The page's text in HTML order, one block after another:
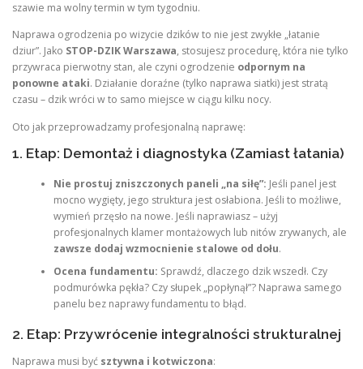
szawie ma wolny termin w tym tygodniu.
Naprawa ogrodzenia po wizycie dzików to nie jest zwykłe „łatanie
dziur”. Jako STOP-DZIK Warszawa, stosujesz procedurę, która nie tylko
przywraca pierwotny stan, ale czyni ogrodzenie odpornym na
ponowne ataki. Działanie doraźne (tylko naprawa siatki) jest stratą
czasu – dzik wróci w to samo miejsce w ciągu kilku nocy.
Oto jak przeprowadzamy profesjonalną naprawę:
1. Etap: Demontaż i diagnostyka (Zamiast łatania)
Nie prostuj zniszczonych paneli „na siłę”: Jeśli panel jest
mocno wygięty, jego struktura jest osłabiona. Jeśli to możliwe,
wymień przęsło na nowe. Jeśli naprawiasz – użyj
profesjonalnych klamer montażowych lub nitów zrywanych, ale
zawsze dodaj wzmocnienie stalowe od dołu.
Ocena fundamentu: Sprawdź, dlaczego dzik wszedł. Czy
podmurówka pękła? Czy słupek „popłynął”? Naprawa samego
panelu bez naprawy fundamentu to błąd.
2. Etap: Przywrócenie integralności strukturalnej
Naprawa musi być sztywna i kotwiczona: